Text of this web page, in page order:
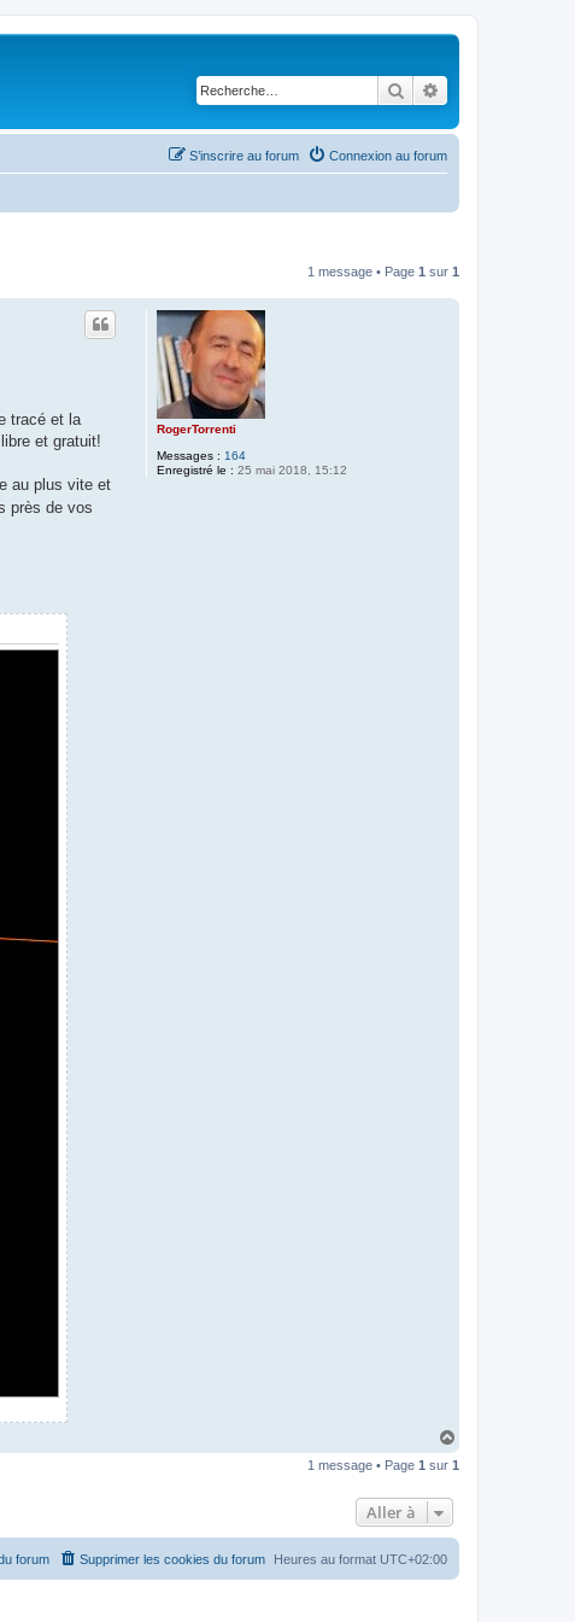
Rechercher
Connexion au forum
S’inscrire au forum
1 message • Page 1 sur 1
RogerTorrenti
Messages : 164
Enregistré le : 25 mai 2018, 15:12
tracé et la
et gratuit!
au plus vite et
près de vos
u
1 message • Page 1 sur 1
Aller à
Heures au format UTC+02:00
Supprimer les cookies du forum
forum